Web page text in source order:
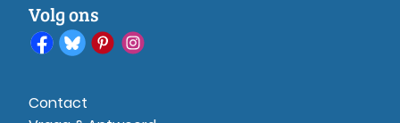
Volg ons
Contact